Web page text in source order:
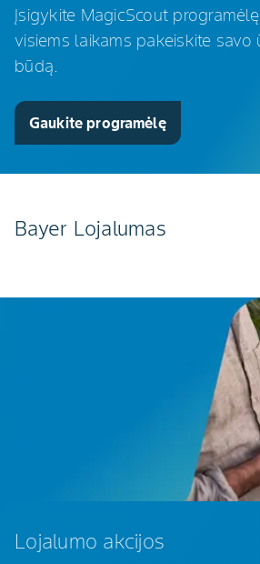
Įsigykite MagicScout
visiems laikams pakeiskite savo
būdą.
Gaukite programėlę
Bayer Lojalumas
Lojalumo akcijos